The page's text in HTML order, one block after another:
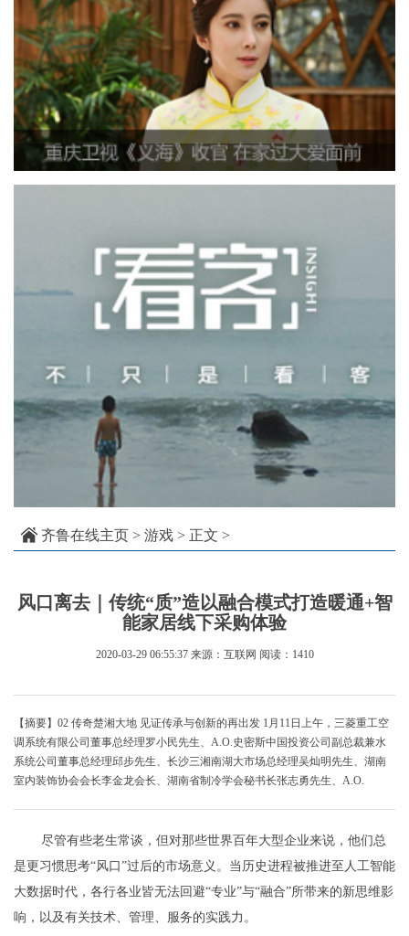
齐鲁在线主页 > 游戏 > 正文 >
风口离去｜传统“质”造以融合模式打造暖通+智
能家居线下采购体验
2020-03-29 06:55:37 来源：互联网 阅读：1410
【摘要】02 传奇楚湘大地 见证传承与创新的再出发 1月11日上午，三菱重工空
调系统有限公司董事总经理罗小民先生、A.O.史密斯中国投资公司副总裁兼水
系统公司董事总经理邱步先生、长沙三湘南湖大市场总经理吴灿明先生、湖南
室内装饰协会会长李金龙会长、湖南省制冷学会秘书长张志勇先生、A.O.
尽管有些老生常谈，但对那些世界百年大型企业来说，他们总
是更习惯思考“风口”过后的市场意义。当历史进程被推进至人工智能
大数据时代，各行各业皆无法回避“专业”与“融合”所带来的新思维影
响，以及有关技术、管理、服务的实践力。